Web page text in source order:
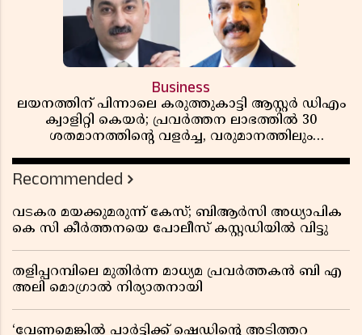
Business
ലയനത്തിന് പിന്നാലെ കരുത്തുകാട്ടി ആസ്റ്റർ ഡിഎം
ക്വാളിറ്റി കെയർ; പ്രവർത്തന ലാഭത്തിൽ 30
ശതമാനത്തിൻ്റെ വളർച്ച, വരുമാനത്തിലും
റിപ്പോർട്ട് പുറത്ത്
Recommended
വടകര മയക്കുമരുന്ന് കേസ്; ബിആർസി അധ്യാപിക
കെ സി കീർത്തനയെ പോലീസ് കസ്റ്റഡിയിൽ വിട്ടു
തളിപ്പറമ്പിലെ മുതിർന്ന മാധ്യമ പ്രവർത്തകൻ ബി എ
അലി മൊഗ്രാൽ നിര്യാതനായി
‘വേണമെങ്കിൽ പാർട്ടിക്ക് ഷെഡിൻ്റെ അടിത്തറ